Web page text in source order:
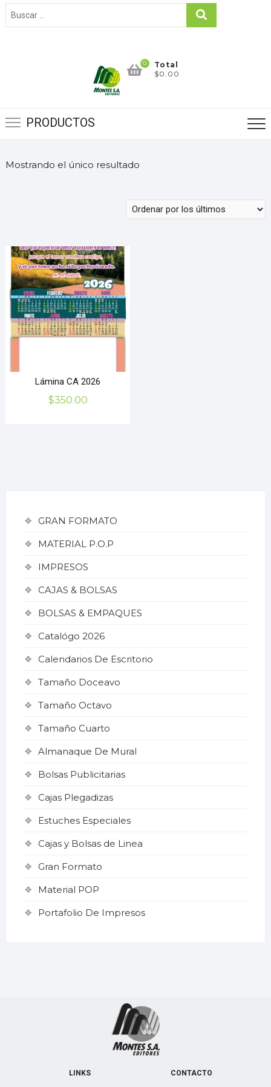
0
Total
$0.00
PRODUCTOS
Mostrando el único resultado
Lámina CA 2026
$350.00
GRAN FORMATO
MATERIAL P.O.P
IMPRESOS
CAJAS & BOLSAS
BOLSAS & EMPAQUES
Catalógo 2026
Calendarios De Escritorio
Tamaño Doceavo
Tamaño Octavo
Tamaño Cuarto
Almanaque De Mural
Bolsas Publicitarias
Cajas Plegadizas
Estuches Especiales
Cajas y Bolsas de Linea
Gran Formato
Material POP
Portafolio De Impresos
LINKS CONTACTO